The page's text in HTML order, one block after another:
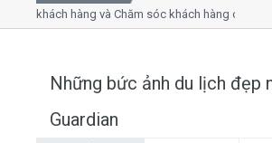
Close
Home
hàng và Chăm sóc khách hàng chuyên nghiệp
Những bức ảnh du lịch đẹp
Guardian